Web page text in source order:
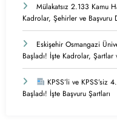
Mülakatsız 2.133 Kamu
Kadrolar, Şehirler ve Başvuru
Eskişehir Osmangazi
Başladı! İşte Kadrolar, Şartlar
KPSS’li ve KPSS’siz
Başladı! İşte Başvuru Şartları